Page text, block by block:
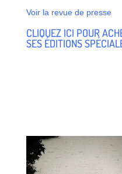
Voir la revue de presse
CLIQUEZ ICI POUR
SES ÉDITIONS